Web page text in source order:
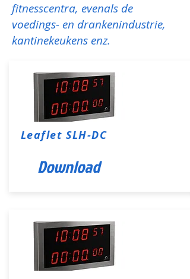
fitnesscentra, evenals de
voedings- en drankenindustrie,
kantinekeukens enz.
Leaflet SLH-DC
Download